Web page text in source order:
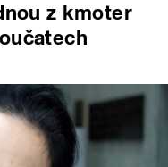
z kmoter